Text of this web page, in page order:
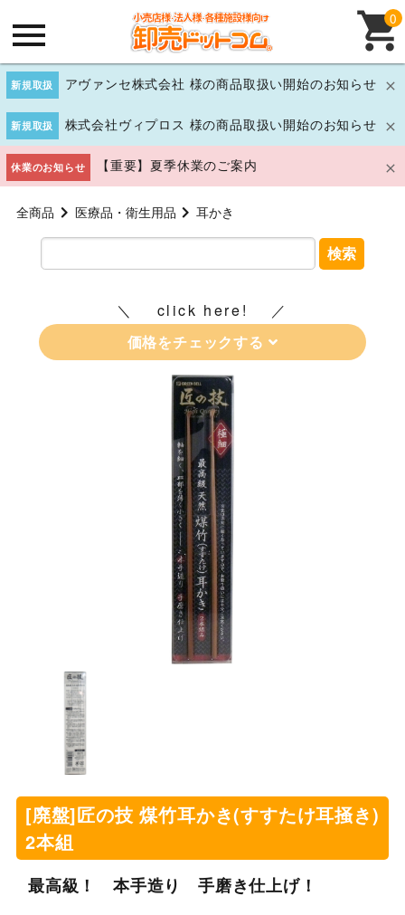
新規取扱 アヴァンセ株式会社 様の商品取扱い開始のお知らせ
新規取扱 株式会社ヴィプロス 様の商品取扱い開始のお知らせ
休業のお知らせ 【重要】夏季休業のご案内
0
全商品 医療品・衛生用品 耳かき
検索
click here!
価格をチェックする
[廃盤]匠の技 煤竹耳かき(すすたけ耳掻き)
2本組
最高級！ 本手造り 手磨き仕上げ！